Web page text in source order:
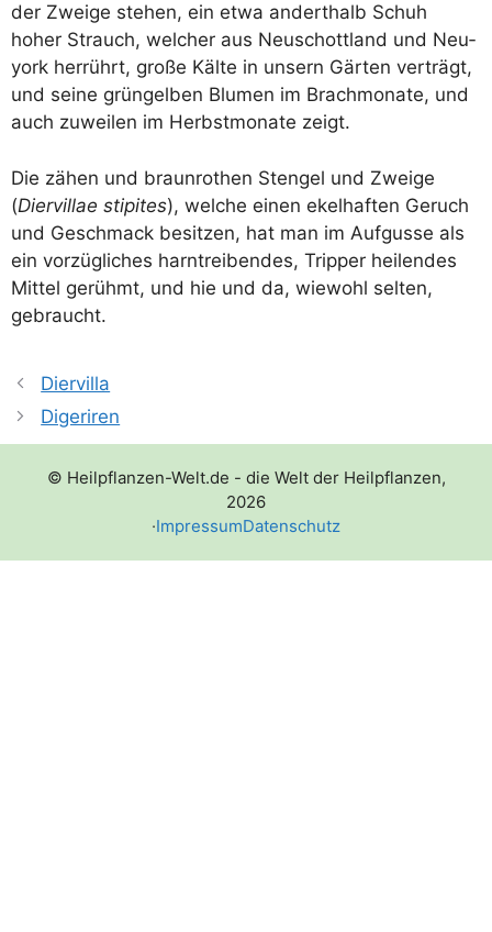
der Zwei­ge ste­hen, ein etwa andert­halb Schuh
hoher Strauch, wel­cher aus Neu­schott­land und Neu­
york her­rührt, gro­ße Käl­te in unsern Gär­ten ver­trägt,
und sei­ne grün­gel­ben Blu­men im Brach­mo­na­te, und
auch zuwei­len im Herbst­mo­na­te zeigt.
Die zähen und braun­ro­then Sten­gel und Zwei­ge
(Dier­vil­lae sti­pi­tes), wel­che einen ekel­haf­ten Geruch
und Geschmack besit­zen, hat man im Auf­gus­se als
ein vor­züg­li­ches harn­trei­ben­des, Trip­per hei­len­des
Mit­tel gerühmt, und hie und da, wie­wohl sel­ten,
gebraucht.
Diervilla
Digeriren
© Heilpflanzen-Welt.de - die Welt der Heilpflanzen,
2026
·ImpressumDatenschutz